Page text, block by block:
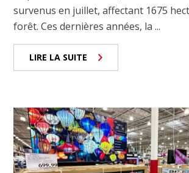
survenus en juillet, affectant 1675
forêt. Ces dernières années, la ...
LIRE LA SUITE